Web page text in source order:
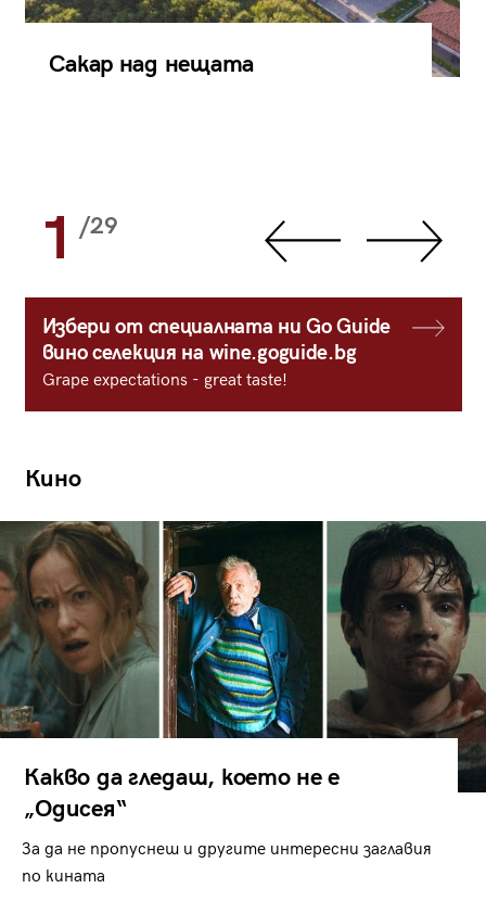
Сакар над нещата
1 /29
Избери от специалната ни Go Guide
вино селекция на wine.goguide.bg
Grape expectations - great taste!
Кино
Какво да гледаш, което не е
„Одисея“
За да не пропуснеш и другите интересни заглавия
по кината